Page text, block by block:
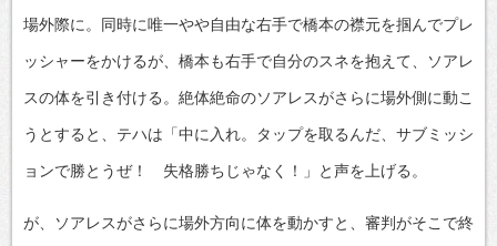
場外際に。同時に唯一やや自由な右手で橋本の襟元を掴んでプレ
ッシャーをかけるが、橋本も右手で自分のスネを抱えて、ソアレ
スの体を引き付ける。絶体絶命のソアレスがさらに場外側に動こ
うとすると、テハは「中に入れ。タップを取るんだ、サブミッシ
ョンで勝とうぜ！ 失格勝ちじゃなく！」と声を上げる。
が、ソアレスがさらに場外方向に体を動かすと、審判がそこで終